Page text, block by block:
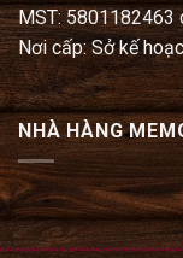
MST:
Nơi cấp: Sở kế
NHÀ HÀNG